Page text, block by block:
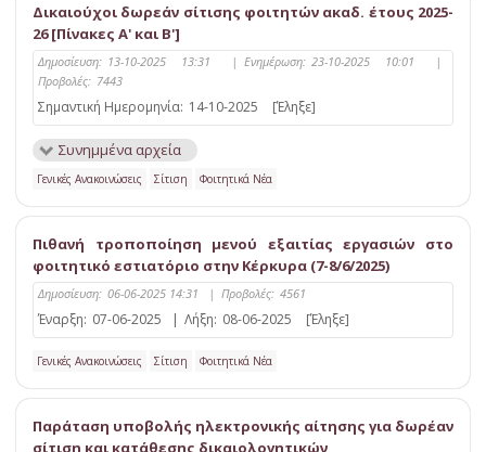
Δικαιούχοι δωρεάν σίτισης φοιτητών ακαδ. έτους 2025-
26 [Πίνακες Α' και Β']
Δημοσίευση: 13-10-2025 13:31 | Ενημέρωση: 23-10-2025 10:01
|
Προβολές: 7443
Σημαντική Ημερομηνία: 14-10-2025 [Έληξε]
Συνημμένα αρχεία
Γενικές Ανακοινώσεις Σίτιση Φοιτητικά Νέα
Πιθανή τροποποίηση μενού εξαιτίας εργασιών στο
φοιτητικό εστιατόριο στην Κέρκυρα (7-8/6/2025)
Δημοσίευση: 06-06-2025 14:31 | Προβολές: 4561
Έναρξη: 07-06-2025 | Λήξη: 08-06-2025 [Έληξε]
Γενικές Ανακοινώσεις Σίτιση Φοιτητικά Νέα
Παράταση υποβολής ηλεκτρονικής αίτησης για δωρέαν
σίτιση και κατάθεσης δικαιολογητικών